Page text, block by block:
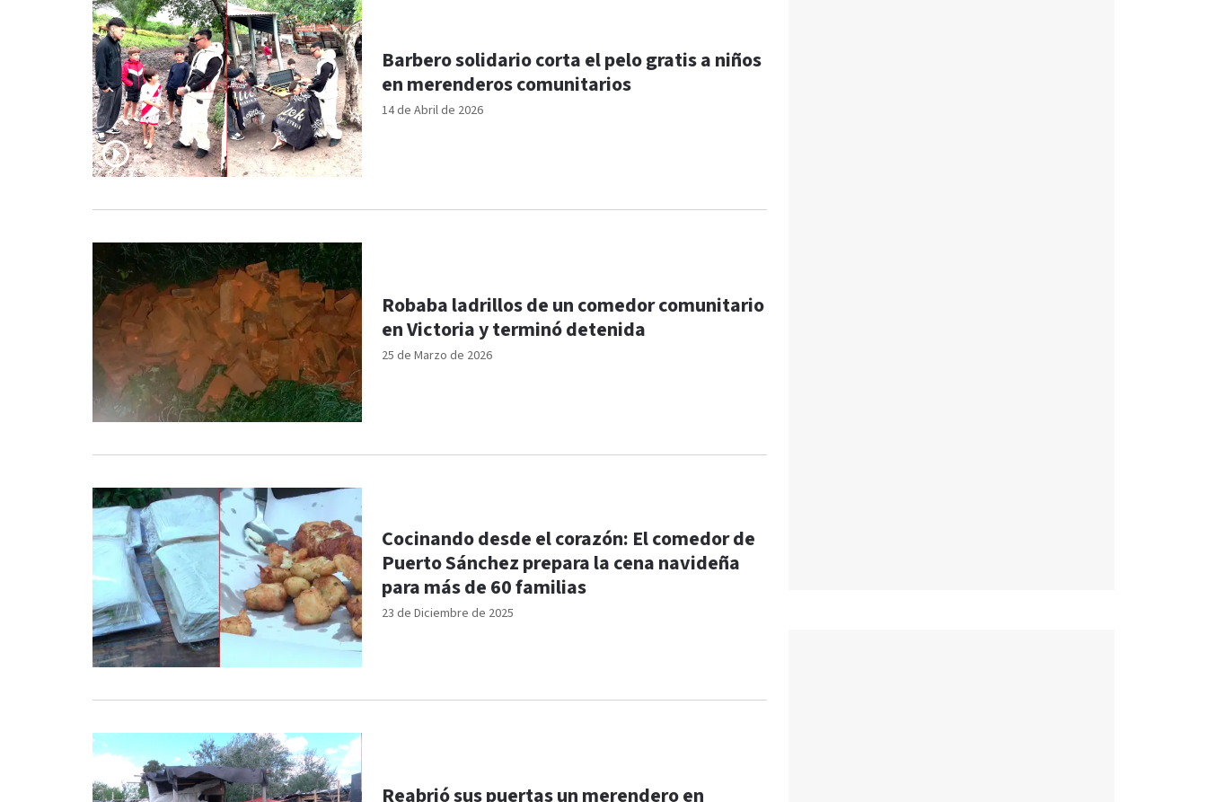
14 de Abril de 2026
Barbero solidario corta el pelo gratis a niños
en merenderos comunitarios
25 de Marzo de 2026
Robaba ladrillos de un comedor comunitario
en Victoria y terminó detenida
23 de Diciembre de 2025
Cocinando desde el corazón: El comedor de
Puerto Sánchez prepara la cena navideña
para más de 60 familias
Reabrió sus puertas un merendero en